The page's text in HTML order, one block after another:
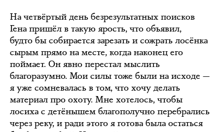
На четвёртый день безрезультатных поисков
Гена пришёл в такую ярость, что объявил,
будто бы собирается зарезать и сожрать лосёнка
сырым прямо на месте, когда наконец его
поймает. Он явно перестал мыслить
благоразумно. Мои силы тоже были на исходе —
я уже сомневалась в том, что хочу делать
материал про охоту. Мне хотелось, чтобы
лосиха с детёнышем благополучно перебрались
через реку, и ради этого я готова была остаться